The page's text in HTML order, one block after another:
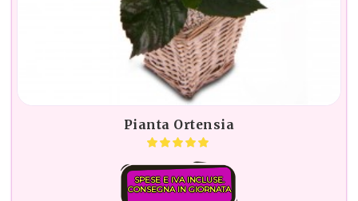
Pianta Ortensia
SPESE E IVA INCLUSE.
CONSEGNA IN GIORNATA